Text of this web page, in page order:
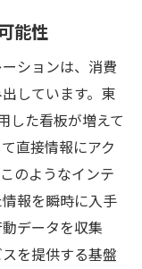
バックの収
メッセージ
界に与える影
板
技術
能性
ションは、消費
しています。東
した看板が増えて
直接情報にアク
のようなインテ
報を瞬時に入手
データを収集
を提供する基盤